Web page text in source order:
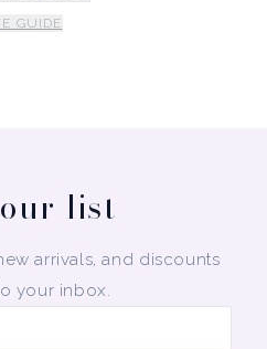
GUIDE
list
arrivals, and discounts
your inbox.